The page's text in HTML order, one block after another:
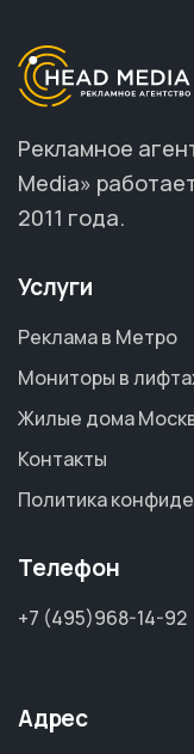
Рекламное
Media»
2011 года.
Услуги
Реклама в Метро
Мониторы в
Жилые дома
Контакты
Политика
Телефон
+7 (495)968-14-92
Адрес